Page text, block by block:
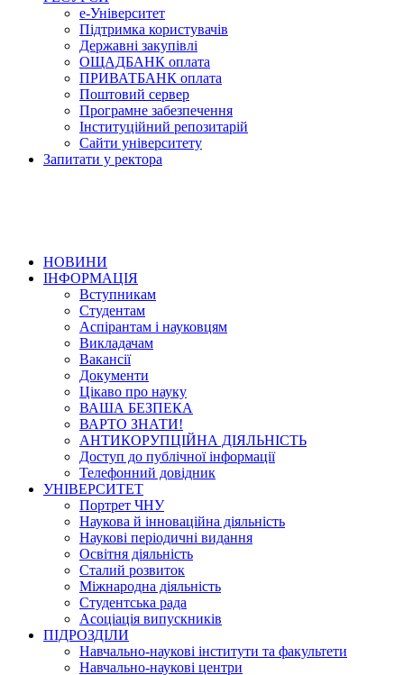
е-Університет
Підтримка користувачів
Державні закупівлі
ОЩАДБАНК оплата
ПРИВАТБАНК оплата
Поштовий сервер
Програмне забезпечення
Інституційний репозитарій
Сайти університету
Запитати у ректора
НОВИНИ
ІНФОРМАЦІЯ
Вступникам
Студентам
Аспірантам і науковцям
Викладачам
Вакансії
Документи
Цікаво про науку
ВАША БЕЗПЕКА
ВАРТО ЗНАТИ!
АНТИКОРУПЦІЙНА ДІЯЛЬНІСТЬ
Доступ до публічної інформації
Телефонний довідник
УНІВЕРСИТЕТ
Портрет ЧНУ
Наукова й інноваційна діяльність
Наукові періодичні видання
Освітня діяльність
Сталий розвиток
Міжнародна діяльність
Студентська рада
Асоціація випускників
ПІДРОЗДІЛИ
Навчально-наукові інститути та факультети
Навчально-наукові центри